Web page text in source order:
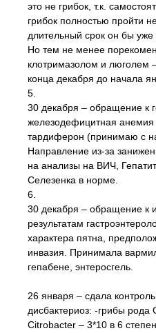
это не грибок, т.к.
грибок полностью пройти
длительный срок он бы уже
Но тем не менее
клотримазолом и люголем
конца декабря до начала
5.
30 декабря – обращение к
железодефицитная анемия
тардиферон (принимаю с
Направление из-за
на анализы на ВИЧ,
Селезенка в норме.
6.
30 декабря – обращение к
результатам
характера пятна,
инвазия. Принимала
гепабене, энтеросгель.
26 января – сдала
дисбактериоз: -грибы рода
Citrobacter – 3*10 в 6